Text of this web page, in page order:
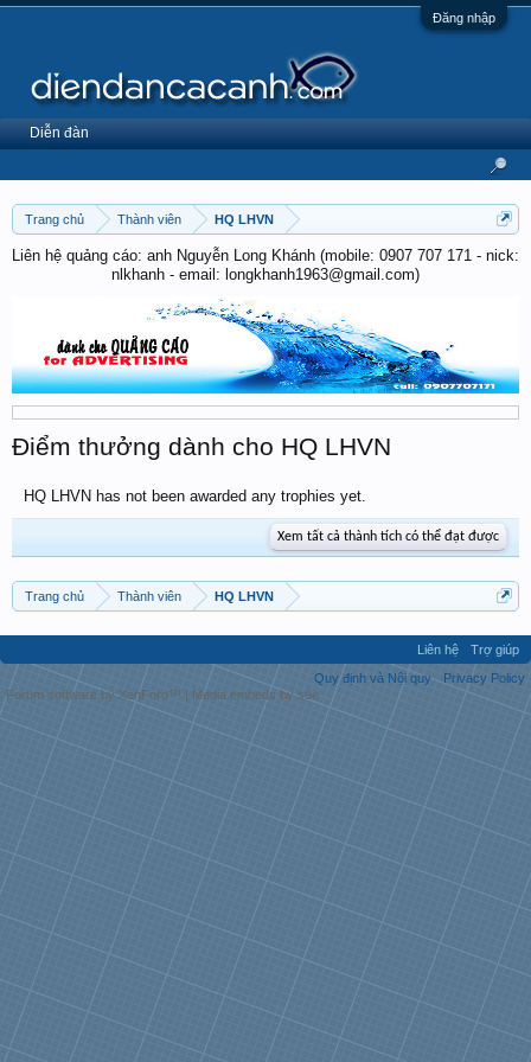
Đăng nhập
Trang chủ Thành viên HQ LHVN
Liên hệ quảng cáo: anh Nguyễn Long Khánh (mobile: 0907 707 171 - nick:
nlkhanh - email: longkhanh1963@gmail.com)
Điểm thưởng dành cho HQ LHVN
HQ LHVN has not been awarded any trophies yet.
Xem tất cả thành tích có thể đạt được
Trang chủ Thành viên HQ LHVN
Diễn đàn
Liên hệ
Trợ giúp
Quy định và Nội quy
Privacy Policy
Forum software by XenForo™ | Media embeds by s9e